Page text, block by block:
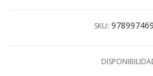
SKU: